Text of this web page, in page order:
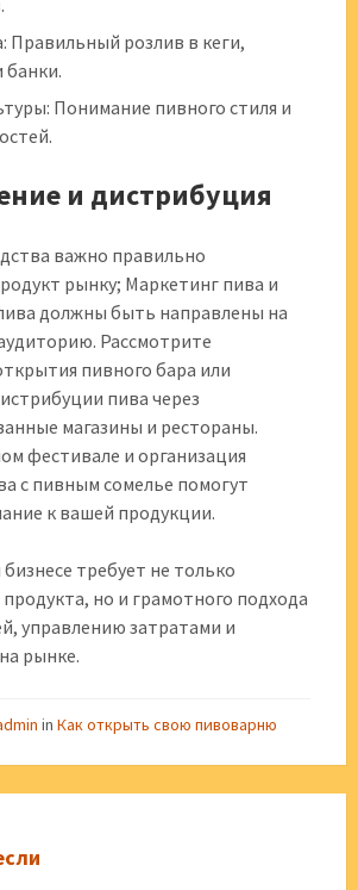
Правильный розлив в кеги,
банки.
Понимание пивного стиля и
и дистрибуция
важно правильно
рынку; Маркетинг пива и
должны быть направлены на
Рассмотрите
пивного бара или
пива через
магазины и рестораны.
фестивале и организация
с пивным сомелье помогут
к вашей продукции.
требует не только
но и грамотного подхода
управлению затратами и
рынке.
in Как открыть свою пивоварню